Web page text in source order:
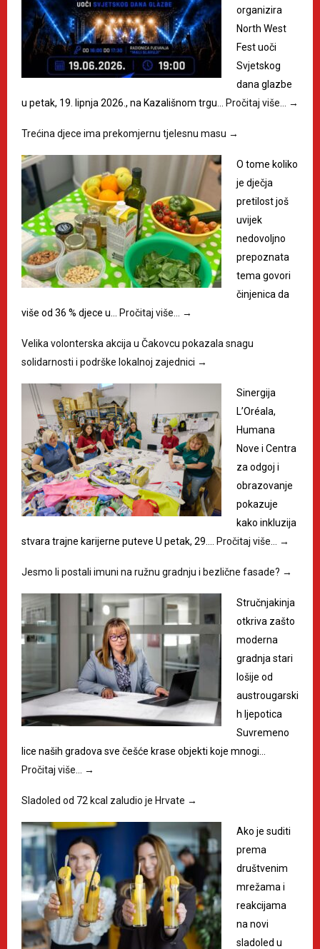
organizira
North West
Fest uoči
Svjetskog
dana glazbe
u petak, 19. lipnja 2026., na Kazališnom trgu…
Pročitaj više… →
Trećina djece ima prekomjernu tjelesnu masu →
O tome koliko
je dječja
pretilost još
uvijek
nedovoljno
prepoznata
tema govori
činjenica da
više od 36 % djece u…
Pročitaj više… →
Velika volonterska akcija u Čakovcu pokazala snagu
solidarnosti i podrške lokalnoj zajednici →
Sinergija
L’Oréala,
Humana
Nove i Centra
za odgoj i
obrazovanje
pokazuje
kako inkluzija
stvara trajne karijerne puteve U petak, 29.…
Pročitaj više… →
Jesmo li postali imuni na ružnu gradnju i bezlične fasade? →
Stručnjakinja
otkriva zašto
moderna
gradnja stari
lošije od
austrougarski
h ljepotica
Suvremeno
lice naših gradova sve češće krase objekti koje mnogi…
Pročitaj više…
→
Sladoled od 72 kcal zaludio je Hrvate →
Ako je suditi
prema
društvenim
mrežama i
reakcijama
na novi
sladoled u